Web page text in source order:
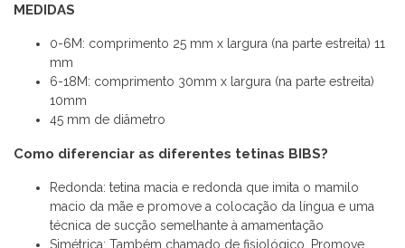
MEDIDAS
0-6M: comprimento 25 mm x largura (na parte estreita) 11
mm
6-18M: comprimento 30mm x largura (na parte estreita)
10mm
45 mm de diâmetro
Como diferenciar as diferentes tetinas BIBS?
Redonda: tetina macia e redonda que imita o mamilo
macio da mãe e promove a colocação da língua e uma
técnica de sucção semelhante à amamentação
Simétrica: Também chamado de fisiológico. Promove